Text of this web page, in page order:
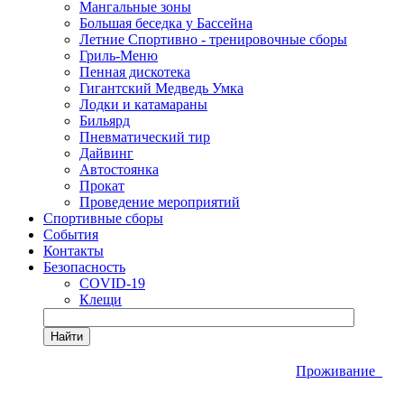
Мангальные зоны
Большая беседка у Бассейна
Летние Спортивно - тренировочные сборы
Гриль-Меню
Пенная дискотека
Гигантский Медведь Умка
Лодки и катамараны
Бильярд
Пневматический тир
Дайвинг
Автостоянка
Прокат
Проведение мероприятий
Спортивные сборы
События
Контакты
Безопасность
COVID-19
Клещи
Найти
Проживание